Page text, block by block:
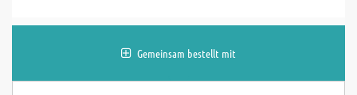
Gemeinsam bestellt mit